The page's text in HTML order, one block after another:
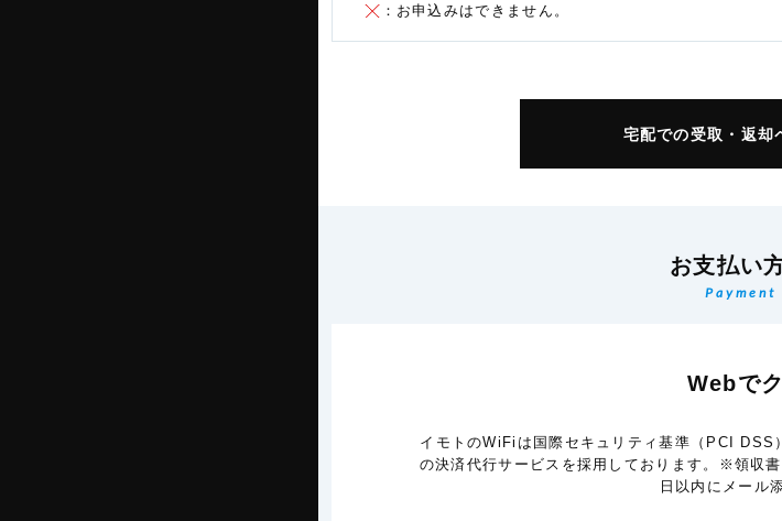
：お申込みはできません。
宅配での受取・返却
お支払い
Payment
Webで
イモトのWiFiは国際セキュリティ基準（PCI DSS
の決済代行サービスを採用しております。※領収
日以内にメール